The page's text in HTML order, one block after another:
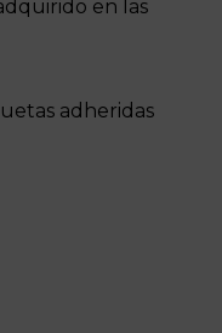
en las
adheridas